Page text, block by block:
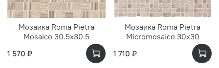
Мозаика Roma Pietra
Mosaico 30.5x30.5
1 570 ₽
Мозаика Roma Pietra
Micromosaico 30x30
1 710 ₽